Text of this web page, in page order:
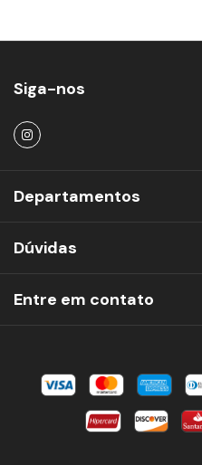
Siga-nos
Departamentos
Dúvidas
Entre em contato